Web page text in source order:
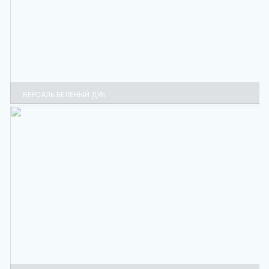
ВЕРСАЛЬ БЕЛЕНЫЙ ДУБ